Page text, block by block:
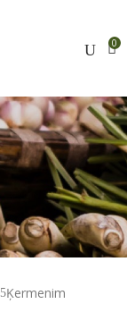
0
Ķermenim